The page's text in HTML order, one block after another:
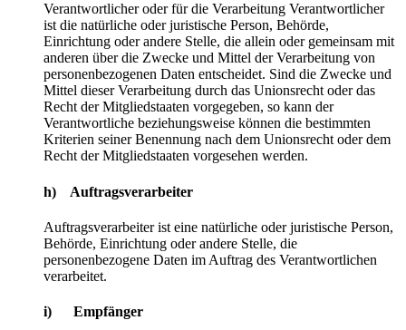
Verantwortlicher oder für die Verarbeitung Verantwortlicher
ist die natürliche oder juristische Person, Behörde,
Einrichtung oder andere Stelle, die allein oder gemeinsam mit
anderen über die Zwecke und Mittel der Verarbeitung von
personenbezogenen Daten entscheidet. Sind die Zwecke und
Mittel dieser Verarbeitung durch das Unionsrecht oder das
Recht der Mitgliedstaaten vorgegeben, so kann der
Verantwortliche beziehungsweise können die bestimmten
Kriterien seiner Benennung nach dem Unionsrecht oder dem
Recht der Mitgliedstaaten vorgesehen werden.
h) Auftragsverarbeiter
Auftragsverarbeiter ist eine natürliche oder juristische Person,
Behörde, Einrichtung oder andere Stelle, die
personenbezogene Daten im Auftrag des Verantwortlichen
verarbeitet.
i) Empfänger